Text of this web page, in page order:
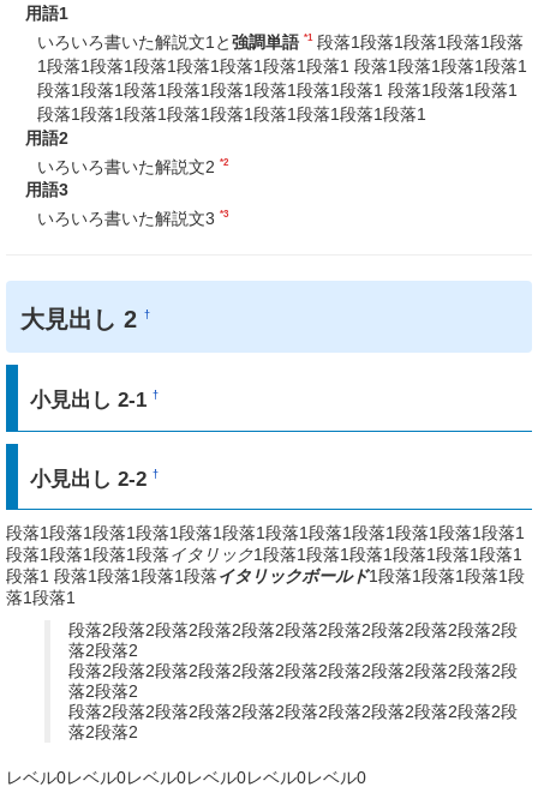
用語1
いろいろ書いた解説文1と強調単語 *1段落1段落1段落1段落1段落
1段落1段落1段落1段落1段落1段落1段落1 段落1段落1段落1段落1
段落1段落1段落1段落1段落1段落1段落1段落1 段落1段落1段落1
段落1段落1段落1段落1段落1段落1段落1段落1段落1
用語2
いろいろ書いた解説文2 *2
用語3
いろいろ書いた解説文3 *3
大見出し 2†
小見出し 2-1†
小見出し 2-2†
段落1段落1段落1段落1段落1段落1段落1段落1段落1段落1段落1段落1
段落1段落1段落1段落イタリック1段落1段落1段落1段落1段落1段落1
段落1 段落1段落1段落1段落イタリックボールド1段落1段落1段落1段
落1段落1
段落2段落2段落2段落2段落2段落2段落2段落2段落2段落2段
落2段落2
段落2段落2段落2段落2段落2段落2段落2段落2段落2段落2段
落2段落2
段落2段落2段落2段落2段落2段落2段落2段落2段落2段落2段
落2段落2
レベル0レベル0レベル0レベル0レベル0レベル0